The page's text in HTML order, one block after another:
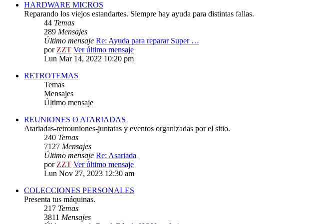
HARDWARE MICROS
Reparando los viejos estandartes. Siempre hay ayuda para distintas fallas.
44 Temas
289 Mensajes
Último mensaje Re: Ayuda para reparar Super …
porZZT Ver último mensaje
Lun Mar 14, 2022 10:20 pm
RETROTEMAS
Temas
Mensajes
Último mensaje
REUNIONES O ATARIADAS
Atariadas-retrouniones-juntatas y eventos organizadas por el sitio.
240 Temas
7127 Mensajes
Último mensaje Re: Asariada
porZZT Ver último mensaje
Lun Nov 27, 2023 12:30 am
COLECCIONES PERSONALES
Presenta tus máquinas.
217 Temas
3811 Mensajes